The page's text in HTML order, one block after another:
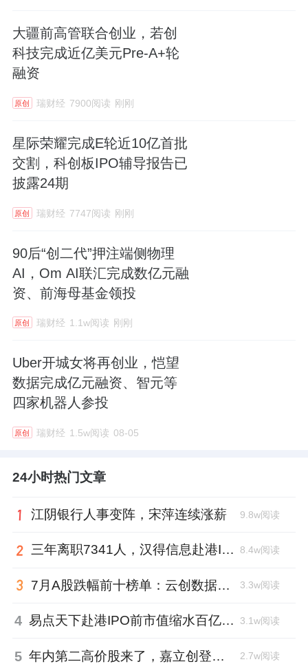
大疆前高管联合创业，若创
科技完成近亿美元Pre-A+轮
融资
原创 瑞财经 7900阅读 刚刚
星际荣耀完成E轮近10亿首批
交割，科创板IPO辅导报告已
披露24期
原创 瑞财经 7747阅读 刚刚
90后“创二代”押注端侧物理
AI，Om AI联汇完成数亿元融
资、前海母基金领投
原创 瑞财经 1.1w阅读 刚刚
Uber开城女将再创业，恺望
数据完成亿元融资、智元等
四家机器人参投
原创 瑞财经 1.5w阅读 08-05
24小时热门文章
江阴银行人事变阵，宋萍连续涨薪 9.8w阅读
三年离职7341人，汉得信息赴港IPO前欠缴社保1.55亿元 8.4w阅读
7月A股跌幅前十榜单：云创数据跌88.8%，西安奕材跌去六成市值 3.3w阅读
4 易点天下赴港IPO前市值缩水百亿，邹小武和创业伙伴收割了10亿 3.1w阅读
5 年内第二高价股来了，嘉立创登陆深交所开盘涨超177%、总市值1300亿元 2.7w阅读